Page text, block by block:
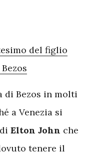
del figlio
di Bezos in molti
a Venezia si
Elton John che
tenere il